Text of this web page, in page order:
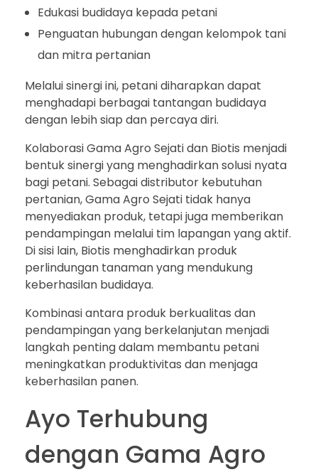
Edukasi budidaya kepada petani
Penguatan hubungan dengan kelompok tani
dan mitra pertanian
Melalui sinergi ini, petani diharapkan dapat
menghadapi berbagai tantangan budidaya
dengan lebih siap dan percaya diri.
Kolaborasi Gama Agro Sejati dan Biotis menjadi
bentuk sinergi yang menghadirkan solusi nyata
bagi petani. Sebagai distributor kebutuhan
pertanian, Gama Agro Sejati tidak hanya
menyediakan produk, tetapi juga memberikan
pendampingan melalui tim lapangan yang aktif.
Di sisi lain, Biotis menghadirkan produk
perlindungan tanaman yang mendukung
keberhasilan budidaya.
Kombinasi antara produk berkualitas dan
pendampingan yang berkelanjutan menjadi
langkah penting dalam membantu petani
meningkatkan produktivitas dan menjaga
keberhasilan panen.
Ayo Terhubung
dengan Gama Agro